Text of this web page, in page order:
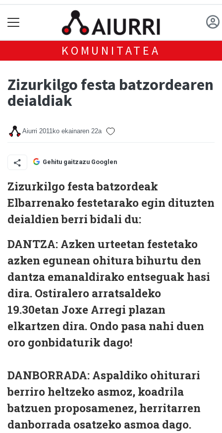
KOMUNITATEA
Zizurkilgo festa batzordearen
deialdiak
Aiurri 2011ko ekainaren 22a
Gehitu gaitzazu Googlen
Zizurkilgo festa batzordeak
Elbarrenako festetarako egin dituzten
deialdien berri bidali du:
DANTZA: Azken urteetan festetako
azken egunean ohitura bihurtu den
dantza emanaldirako entseguak hasi
dira. Ostiralero arratsaldeko
19.30etan Joxe Arregi plazan
elkartzen dira. Ondo pasa nahi duen
oro gonbidaturik dago!
DANBORRADA: Aspaldiko ohiturari
berriro heltzeko asmoz, koadrila
batzuen proposamenez, herritarren
danborrada osatzeko asmoa dago.